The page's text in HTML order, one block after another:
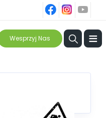
ins
Wesprzyj Nas ≡